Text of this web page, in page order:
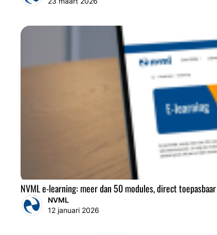
NVML e-learning: meer dan 50 modules, direct
NVML
12 januari 2026